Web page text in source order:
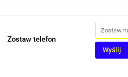
Zostaw telefon
Wyślij